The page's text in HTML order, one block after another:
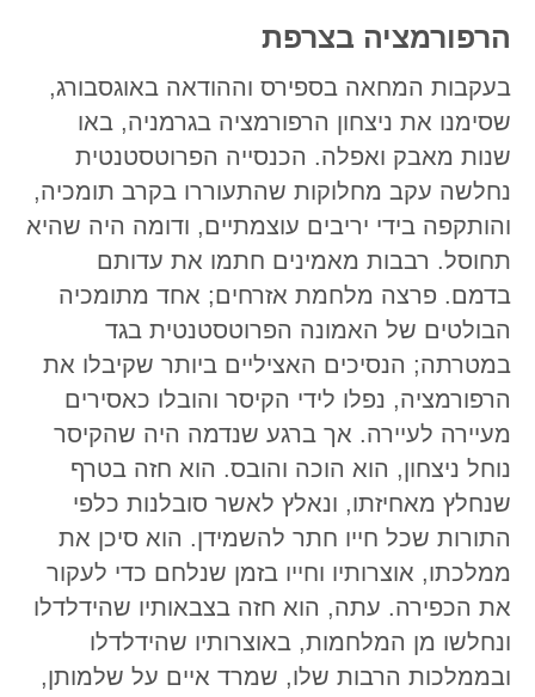
הרפורמציה בצרפת
בעקבות המחאה בספירס וההודאה באוגסבורג,
שסימנו את ניצחון הרפורמציה בגרמניה, באו
שנות מאבק ואפלה. הכנסייה הפרוטסטנטית
נחלשה עקב מחלוקות שהתעוררו בקרב תומכיה,
והותקפה בידי יריבים עוצמתיים, ודומה היה שהיא
תחוסל. רבבות מאמינים חתמו את עדותם
בדמם. פרצה מלחמת אזרחים; אחד מתומכיה
הבולטים של האמונה הפרוטסטנטית בגד
במטרתה; הנסיכים האציליים ביותר שקיבלו את
הרפורמציה, נפלו לידי הקיסר והובלו כאסירים
מעיירה לעיירה. אך ברגע שנדמה היה שהקיסר
נוחל ניצחון, הוא הוכה והובס. הוא חזה בטרף
שנחלץ מאחיזתו, ונאלץ לאשר סובלנות כלפי
התורות שכל חייו חתר להשמידן. הוא סיכן את
ממלכתו, אוצרותיו וחייו בזמן שנלחם כדי לעקור
את הכפירה. עתה, הוא חזה בצבאותיו שהידלדלו
ונחלשו מן המלחמות, באוצרותיו שהידלדלו
ובממלכות הרבות שלו, שמרד איים על שלמותן,